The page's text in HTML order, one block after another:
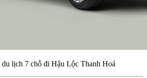
du lịch 7 chỗ đi Hậu Lộc Thanh Hoá